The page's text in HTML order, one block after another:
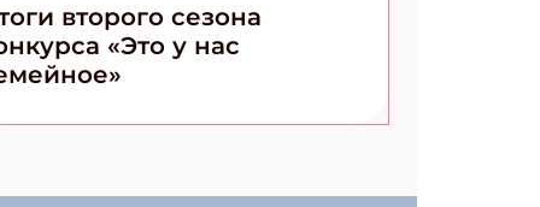
второго сезона
«Это у нас